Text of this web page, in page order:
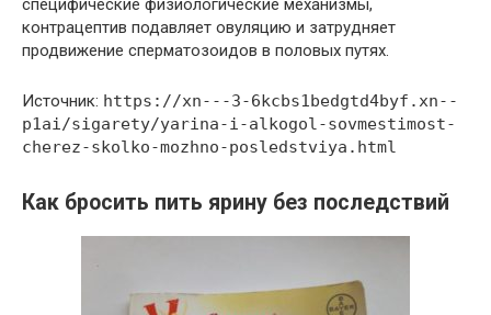
контрацептив подавляет овуляцию и затрудняет
продвижение сперматозоидов в половых путях.
Источник: https://xn---3-6kcbs1bedgtd4byf.xn--
p1ai/sigarety/yarina-i-alkogol-sovmestimost-
cherez-skolko-mozhno-posledstviya.html
Как бросить пить ярину без последствий